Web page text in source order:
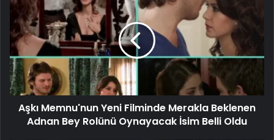
Aşkı Memnu'nun Yeni Filminde Merakla Beklenen
Adnan Bey Rolünü Oynayacak İsim Belli Oldu